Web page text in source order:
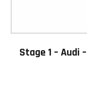
Stage 1 – Audi